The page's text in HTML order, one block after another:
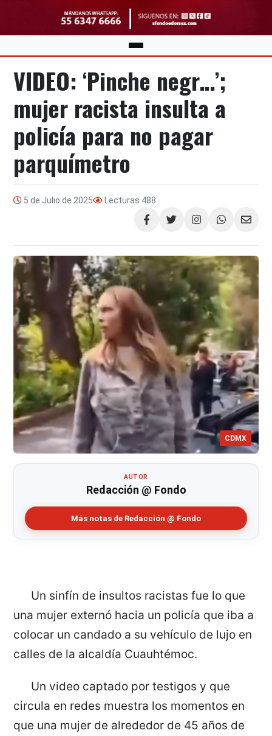
VIDEO: ‘Pinche negr…’;
mujer racista insulta a
policía para no pagar
parquímetro
5 de Julio de 2025 Lecturas 488
Compartir
CDMX
AUTOR
Redacción @ Fondo
Más notas de Redacción @ Fondo
Un sinfín de insultos racistas fue lo que
una mujer externó hacia un policía que iba a
colocar un candado a su vehículo de lujo en
calles de la alcaldía Cuauhtémoc.
Un video captado por testigos y que
circula en redes muestra los momentos en
que una mujer de alrededor de 45 años de